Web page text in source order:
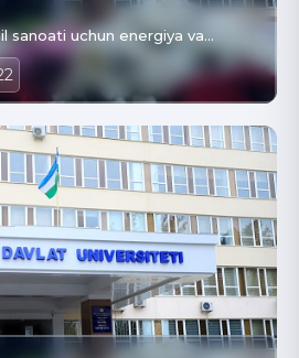
sanoati uchun energiya va…